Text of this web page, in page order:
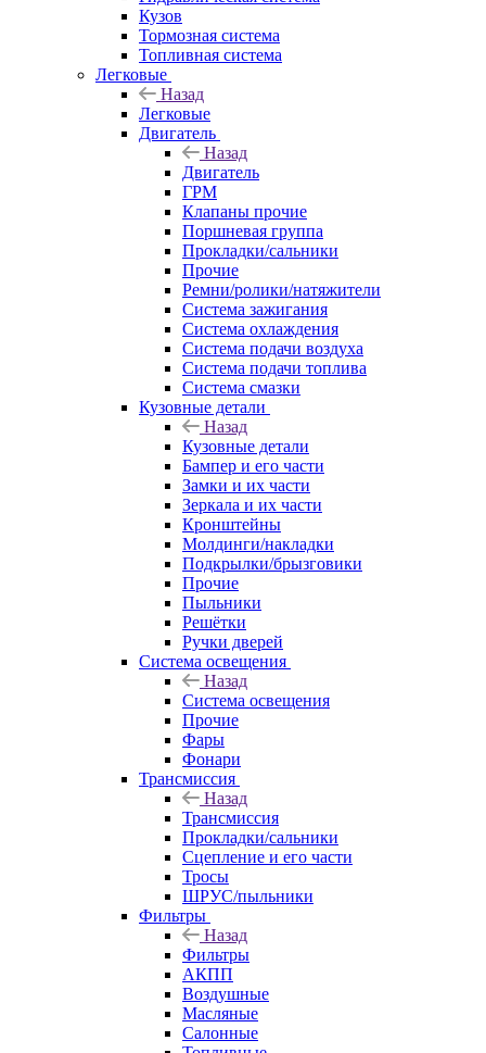
Кузов
Тормозная система
Топливная система
Легковые
Назад
Легковые
Двигатель
Назад
Двигатель
ГРМ
Клапаны прочие
Поршневая группа
Прокладки/сальники
Прочие
Ремни/ролики/натяжители
Система зажигания
Система охлаждения
Система подачи воздуха
Система подачи топлива
Система смазки
Кузовные детали
Назад
Кузовные детали
Бампер и его части
Замки и их части
Зеркала и их части
Кронштейны
Молдинги/накладки
Подкрылки/брызговики
Прочие
Пыльники
Решётки
Ручки дверей
Система освещения
Назад
Система освещения
Прочие
Фары
Фонари
Трансмиссия
Назад
Трансмиссия
Прокладки/сальники
Сцепление и его части
Тросы
ШРУС/пыльники
Фильтры
Назад
Фильтры
АКПП
Воздушные
Масляные
Салонные